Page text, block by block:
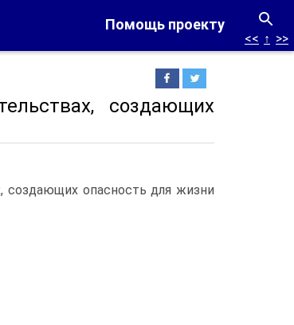
Помощь проекту
<< ↑ >>
создающих
создающих опасность для жизни